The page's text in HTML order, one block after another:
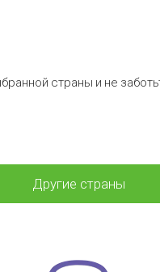
страны и не
Другие страны